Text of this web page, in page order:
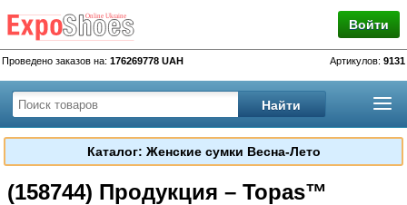
Войти
Проведено заказов на: 176269778 UAH Артикулов: 9131
Каталог: Женские сумки Весна-Лето
(158744) Продукция – Topas™